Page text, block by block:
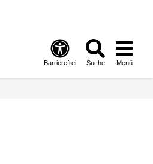
Barrierefrei Suche Menü